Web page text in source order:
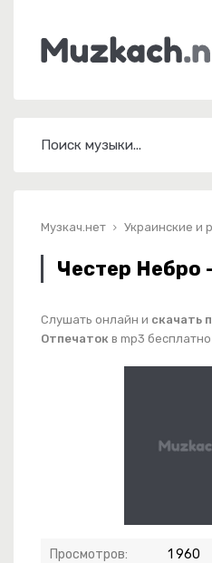
Музкач.нет Украинские и
Честер Небро
Слушать онлайн и скачать
Отпечаток в mp3 бесплатно
Просмотров: 1 960